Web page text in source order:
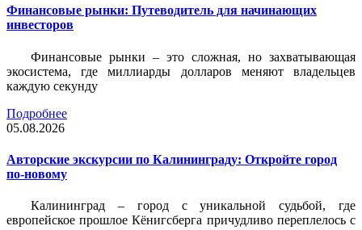
Финансовые рынки: Путеводитель для начинающих
инвесторов
Финансовые рынки – это сложная, но захватывающая
экосистема, где миллиарды долларов меняют владельцев
каждую секунду
Подробнее
05.08.2026
Авторские экскурсии по Калининграду: Откройте город
по-новому
Калининград – город с уникальной судьбой, где
европейское прошлое Кёнигсберга причудливо переплелось с